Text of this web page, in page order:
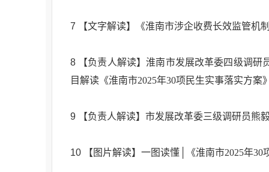
7 【文字解读】《淮南市涉企收费长效监管机
8
【负责人解读】淮南市发展改革委四级调
目解读《淮南市2025年30项民生实事落实方案
9 【负责人解读】市发展改革委三级调研员
10 【图片解读】一图读懂│《淮南市2025年